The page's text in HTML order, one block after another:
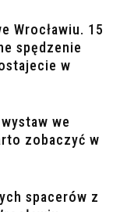
Wrocławiu. 15
spędzenie
w
we
zobaczyć w
spacerów z